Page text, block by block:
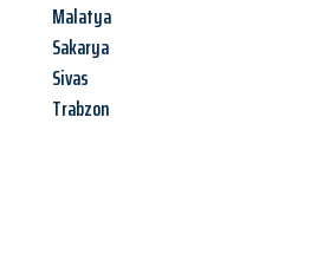
Malatya
Sakarya
Sivas
Trabzon